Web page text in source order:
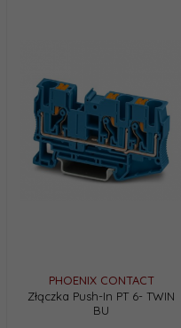
PHOENIX CONTACT
Złączka Push-In PT 6- TWIN
BU